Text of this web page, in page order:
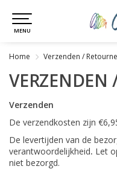
MENU
Home Verzenden /
VERZENDEN
Verzenden
De verzendkosten zijn
De levertijden van de
verantwoordelijkheid. Let
niet bezorgd.